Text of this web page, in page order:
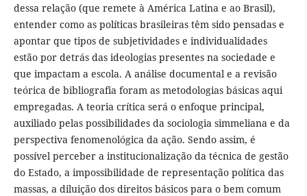
dessa relação (que remete à América Latina e ao Brasil),
entender como as políticas brasileiras têm sido pensadas e
apontar que tipos de subjetividades e individualidades
estão por detrás das ideologias presentes na sociedade e
que impactam a escola. A análise documental e a revisão
teórica de bibliografia foram as metodologias básicas aqui
empregadas. A teoria crítica será o enfoque principal,
auxiliado pelas possibilidades da sociologia simmeliana e da
perspectiva fenomenológica da ação. Sendo assim, é
possível perceber a institucionalização da técnica de gestão
do Estado, a impossibilidade de representação política das
massas, a diluição dos direitos básicos para o bem comum